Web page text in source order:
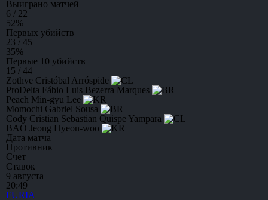
Выиграно матчей
6 / 22
52%
Первых убийств
23 / 45
35%
Первые 10 убийств
15 / 44
Zothve Cristóbal Arróspide
ProDelta Fábio Luis Bezerra Marques
Peach Min-gyu Lee
Momochi Gabriel Sousa
Cody Cristian Sebastian Quispe Yampara
BAO Jeong Hyeon-woo
Дата матча
Противник
Счет
Ставок
9 августа
20:49
FURIA